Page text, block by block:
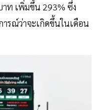
ท เพิ่มขึ้น 293% ซึ่ง
ารณ์ว่าจะเกิดขึ้นในเดือน